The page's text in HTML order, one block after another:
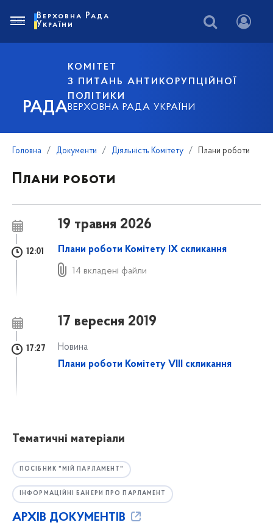
РАДА
КОМІТЕТ
З ПИТАНЬ АНТИКОРУПЦІЙНОЇ
ПОЛІТИКИ
ВЕРХОВНА РАДА УКРАЇНИ
Верховна Рада
України
Головна Документи Діяльність Комітету Плани роботи
Плани роботи
19 травня 2026
12:01 Плани роботи Комітету IХ скликання
14 вкладені файли
17 вересня 2019
17:27
Новина
Плани роботи Комітету VIII скликання
Тематичні матеріали
ПОСІБНИК "МІЙ ПАРЛАМЕНТ"
ІНФОРМАЦІЙНІ БАНЕРИ ПРО ПАРЛАМЕНТ
АРХІВ ДОКУМЕНТІВ